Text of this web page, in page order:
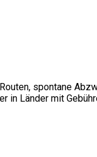
spontane
in Länder mit